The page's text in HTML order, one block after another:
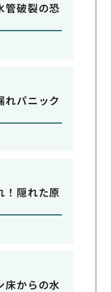
管破裂の恐
れパニック
！隠れた原
床からの水